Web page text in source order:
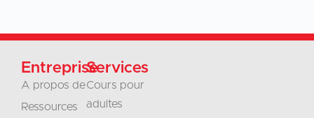
Entreprise
A propos de
Ressources
Services
Cours pour
adultes